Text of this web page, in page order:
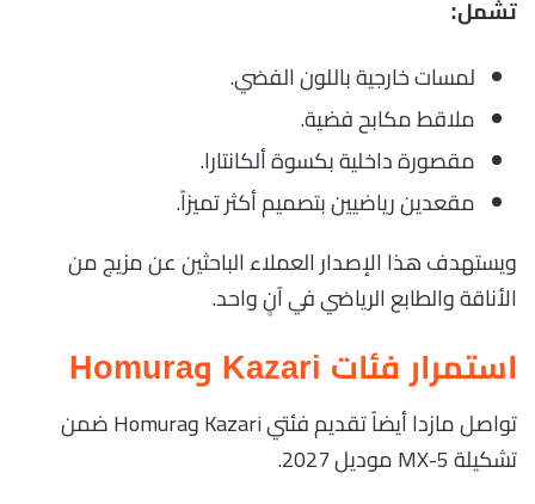
تشمل:
لمسات خارجية باللون الفضي.
ملاقط مكابح فضية.
مقصورة داخلية بكسوة ألكانتارا.
مقعدين رياضيين بتصميم أكثر تميزاً.
ويستهدف هذا الإصدار العملاء الباحثين عن مزيج من
الأناقة والطابع الرياضي في آنٍ واحد.
استمرار فئات Kazari وHomura
تواصل مازدا أيضاً تقديم فئتي Kazari وHomura ضمن
تشكيلة MX-5 موديل 2027.